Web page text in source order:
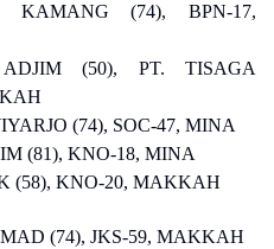
KAMANG (74), BPN-17,
(50), PT. TISAGA
(74), SOC-47, MINA
(81), KNO-18, MINA
(58), KNO-20, MAKKAH
(74), JKS-59, MAKKAH